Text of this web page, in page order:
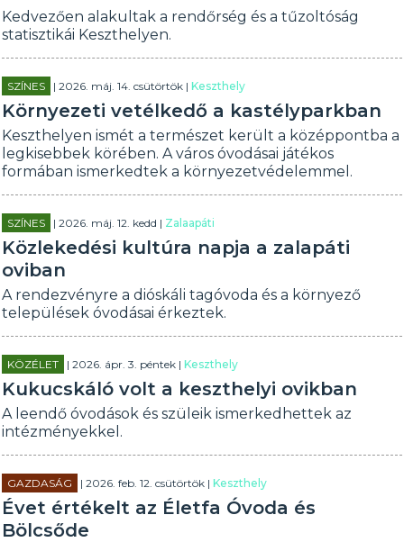
Kedvezően alakultak a rendőrség és a tűzoltóság
statisztikái Keszthelyen.
SZÍNES | 2026. máj. 14. csütörtök |Keszthely
Környezeti vetélkedő a kastélyparkban
Keszthelyen ismét a természet került a középpontba a
legkisebbek körében. A város óvodásai játékos
formában ismerkedtek a környezetvédelemmel.
SZÍNES | 2026. máj. 12. kedd | Zalaapáti
Közlekedési kultúra napja a zalapáti
oviban
A rendezvényre a dióskáli tagóvoda és a környező
települések óvodásai érkeztek.
KÖZÉLET | 2026. ápr. 3. péntek |Keszthely
Kukucskáló volt a keszthelyi ovikban
A leendő óvodások és szüleik ismerkedhettek az
intézményekkel.
GAZDASÁG | 2026. feb. 12. csütörtök |Keszthely
Évet értékelt az Életfa Óvoda és
Bölcsőde